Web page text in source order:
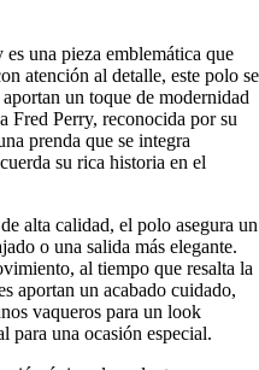
una pieza emblemática que
atención al detalle, este polo se
un toque de modernidad
Fred Perry, reconocida por su
prenda que se integra
su rica historia en el
alta calidad, el polo asegura un
o una salida más elegante.
al tiempo que resalta la
aportan un acabado cuidado,
vaqueros para un look
para una ocasión especial.